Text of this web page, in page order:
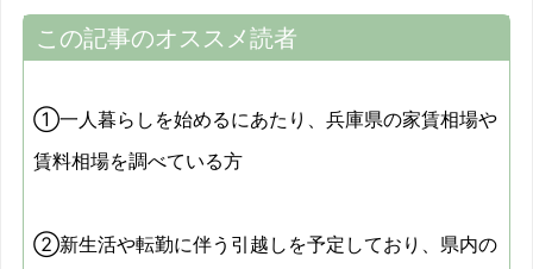
この記事のオススメ読者
①一人暮らしを始めるにあたり、兵庫県の家賃相場や
賃料相場を調べている方
②新生活や転勤に伴う引越しを予定しており、県内の